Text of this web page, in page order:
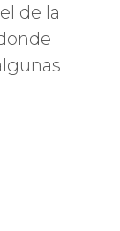
de la